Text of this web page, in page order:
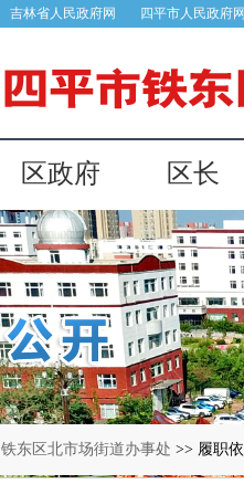
铁东区北市场街道办事处 >> 履职